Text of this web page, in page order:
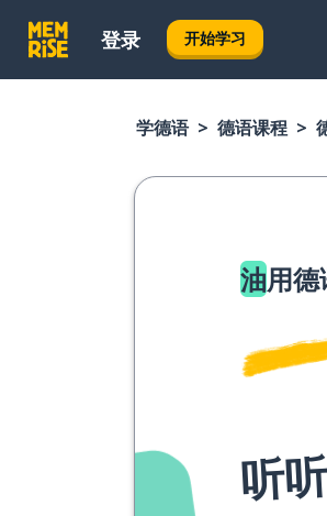
登录 开始学习
学德语 德语课程
油用德
听